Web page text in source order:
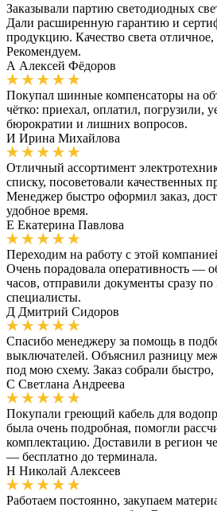
Заказывали партию светодиодных
Дали расширенную гарантию и
продукцию. Качество света
Рекомендуем.
А Алексей Фёдоров
Покупал шинные компенсаторы на
чётко: приехал, оплатил, погрузили,
бюрократии и лишних вопросов.
И Ирина Михайлова
Отличный ассортимент
списку, посоветовали качественных
Менеджер быстро оформил заказ,
удобное время.
Е Екатерина Павлова
Переходим на работу с этой
Очень порадовала оперативность —
часов, отправили документы сразу
специалисты.
Д Дмитрий Сидоров
Спасибо менеджеру за помощь в
выключателей. Объяснил разницу
под мою схему. Заказ собрали быстро,
С Светлана Андреева
Покупали греющий кабель для
была очень подробная, помогли
комплектацию. Доставили в регион
— бесплатно до терминала.
Н Николай Алексеев
Работаем постоянно, закупаем